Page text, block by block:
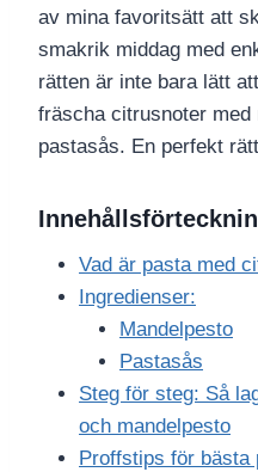
av mina favoritsätt att
smakrik middag med
rätten är inte bara lätt
fräscha citrusnoter
pastasås. En perfekt
Vad är pasta med
Ingredienser:
Mandelpesto
Pastasås
Steg för steg: Så
och mandelpesto
Proffstips för bästa